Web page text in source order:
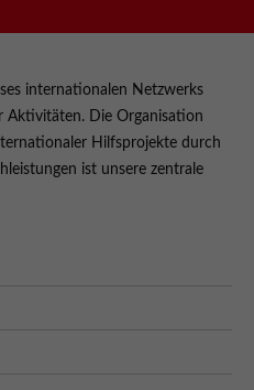
internationalen Netzwerks
Aktivitäten. Die Organisation
Hilfsprojekte durch
ist unsere zentrale